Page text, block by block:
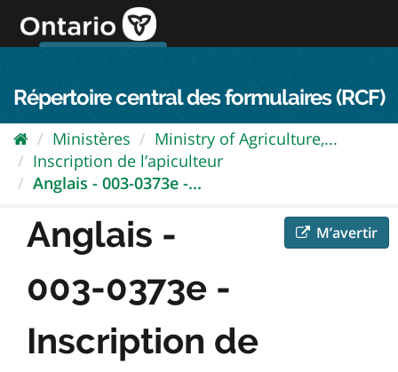
directement
au
Répertoire central des formulaires (RCF)
Ministères
Ministry of Agriculture,...
Inscription de l’apiculteur
Anglais - 003-0373e -...
M’avertir
Anglais -
003-0373e -
Inscription de